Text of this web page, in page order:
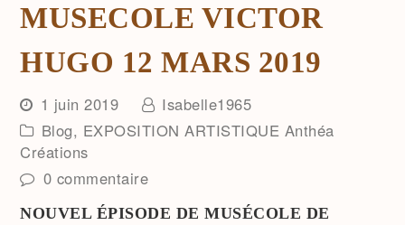
MUSECOLE VICTOR
HUGO 12 MARS 2019
1 juin 2019
Isabelle1965
Blog, EXPOSITION ARTISTIQUE Anthéa
Créations
0 commentaire
NOUVEL ÉPISODE DE MUSÉCOLE DE